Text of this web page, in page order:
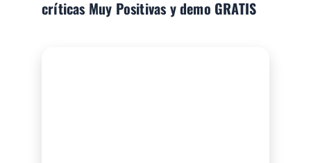
críticas Muy Positivas y demo GRATIS